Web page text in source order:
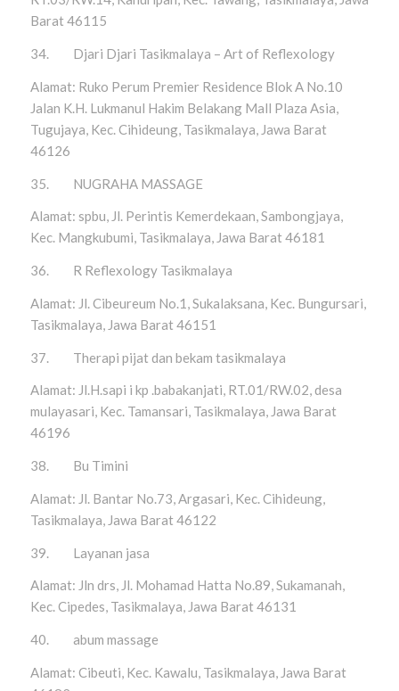
Barat 46115
34. Djari Djari Tasikmalaya – Art of Reflexology
Alamat: Ruko Perum Premier Residence Blok A No.10
Jalan K.H. Lukmanul Hakim Belakang Mall Plaza Asia,
Tugujaya, Kec. Cihideung, Tasikmalaya, Jawa Barat
46126
35. NUGRAHA MASSAGE
Alamat: spbu, Jl. Perintis Kemerdekaan, Sambongjaya,
Kec. Mangkubumi, Tasikmalaya, Jawa Barat 46181
36. R Reflexology Tasikmalaya
Alamat: Jl. Cibeureum No.1, Sukalaksana, Kec. Bungursari,
Tasikmalaya, Jawa Barat 46151
37. Therapi pijat dan bekam tasikmalaya
Alamat: Jl.H.sapi i kp .babakanjati, RT.01/RW.02, desa
mulayasari, Kec. Tamansari, Tasikmalaya, Jawa Barat
46196
38. Bu Timini
Alamat: Jl. Bantar No.73, Argasari, Kec. Cihideung,
Tasikmalaya, Jawa Barat 46122
39. Layanan jasa
Alamat: Jln drs, Jl. Mohamad Hatta No.89, Sukamanah,
Kec. Cipedes, Tasikmalaya, Jawa Barat 46131
40. abum massage
Alamat: Cibeuti, Kec. Kawalu, Tasikmalaya, Jawa Barat